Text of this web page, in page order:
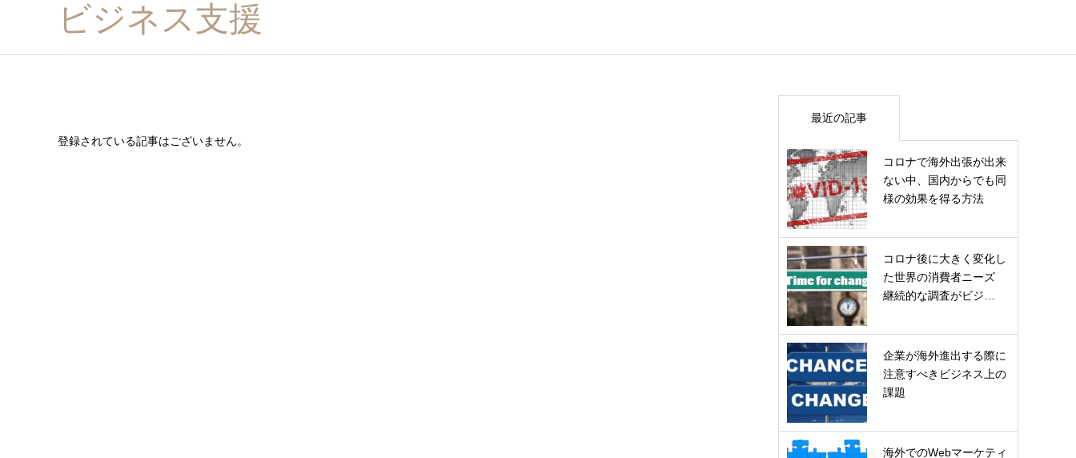
ビジネス支援
登録されている記事はございません。
最近の記事
コロナで海外出張が出来
ない中、国内からでも同
様の効果を得る方法
コロナ後に大きく変化し
た世界の消費者ニーズ
継続的な調査がビジ…
企業が海外進出する際に
注意すべきビジネス上の
課題
海外でのWebマーケティ